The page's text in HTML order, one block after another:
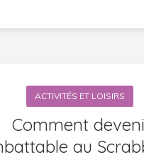
ACTIVITÉS ET LOISIRS
Comment
au